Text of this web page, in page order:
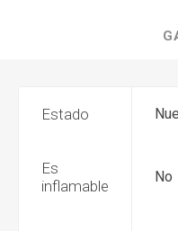
Estado
Es
inflamable
No